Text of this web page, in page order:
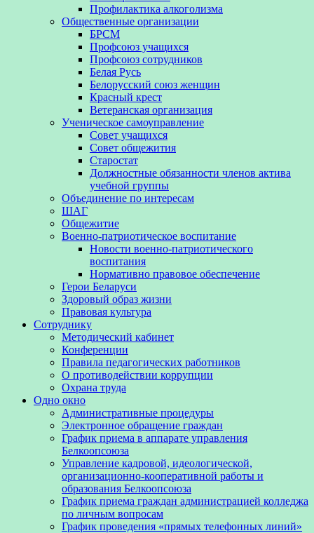
Профилактика алкоголизма
Общественные организации
БРСМ
Профсоюз учащихся
Профсоюз сотрудников
Белая Русь
Белорусский союз женщин
Красный крест
Ветеранская организация
Ученическое самоуправление
Совет учащихся
Совет общежития
Старостат
Должностные обязанности членов актива
учебной группы
Объединение по интересам
ШАГ
Общежитие
Военно-патриотическое воспитание
Новости военно-патриотического
воспитания
Нормативно правовое обеспечение
Герои Беларуси
Здоровый образ жизни
Правовая культура
Сотруднику
Методический кабинет
Конференции
Правила педагогических работников
О противодействии коррупции
Охрана труда
Одно окно
Административные процедуры
Электронное обращение граждан
График приема в аппарате управления
Белкоопсоюза
Управление кадровой, идеологической,
организационно-кооперативной работы и
образования Белкоопсоюза
График приема граждан администрацией колледжа
по личным вопросам
График проведения «прямых телефонных линий»